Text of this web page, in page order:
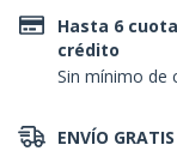
Hasta 6
crédito
Sin mínimo de
ENVÍO